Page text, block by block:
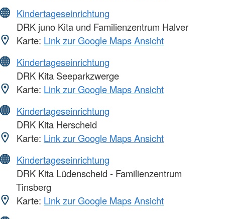
Kindertageseinrichtung
DRK juno Kita und Familienzentrum Halver
Karte: Link zur Google Maps Ansicht
Kindertageseinrichtung
DRK Kita Seeparkzwerge
Karte: Link zur Google Maps Ansicht
Kindertageseinrichtung
DRK Kita Herscheid
Karte: Link zur Google Maps Ansicht
Kindertageseinrichtung
DRK Kita Lüdenscheid - Familienzentrum
Tinsberg
Karte: Link zur Google Maps Ansicht